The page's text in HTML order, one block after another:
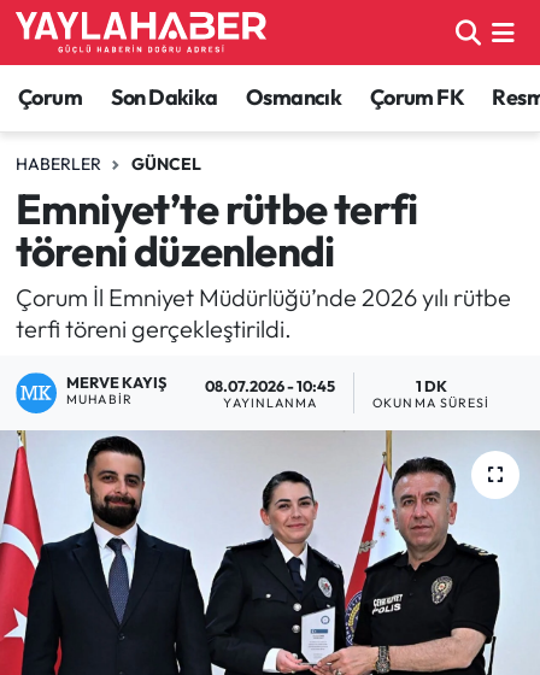
Çorum Son Dakika Osmancık Çorum FK
HABERLER GÜNCEL
Emniyet’te rütbe terfi
töreni düzenlendi
Çorum İl Emniyet Müdürlüğü’nde 2026 yılı rütbe
terfi töreni gerçekleştirildi.
MERVE KAYIŞ
MUHABIR
08.07.2026 - 10:45
YAYINLANMA
1 DK
OKUNMA SÜRESI
Alaca Haberleri
Bayat Haberleri
Bilgi - Keşfet Haberleri
Bilim ve Teknoloji
Boğazkale Haberleri
Çorum Haberleri
Çorum Son Dakika Haberleri
Dodurga Haberleri
Eğitim
Ekonomi
Çorum Nöbetçi Eczaneler
Çorum Hava Durumu
Çorum Namaz Vakitleri
Çorum Trafik Yoğunluk Haritası
TFF 1.Lig Puan Durumu ve Fikstür
Tüm Manşetler
Son Dakika Haberleri
Haber Arşivi